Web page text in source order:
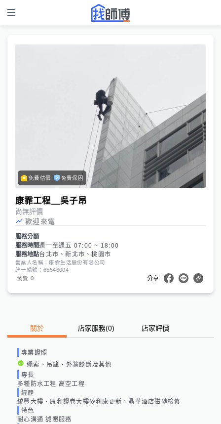
免費估價 免費保固
康霏工程＿吳子昂
尚無評價
歡迎來電
服務分類
服務時間週一至週五 07:00 ~ 18:00
服務地點台北市、新北市、桃園市
營業人名稱：康霏生活股份有限公司
統一編號：65546004
瀏覽 0 分享
關於 店家服務(0) 店家評價
專業證照
繩索、吊籠、外牆診斷及其他
專長
多種防水工程 高空工程
經歷
統豐大樓、康和證卷大樓矽利康更新，晶華酒店磁磚檢修
特色
耐心溝通 誠懇服務